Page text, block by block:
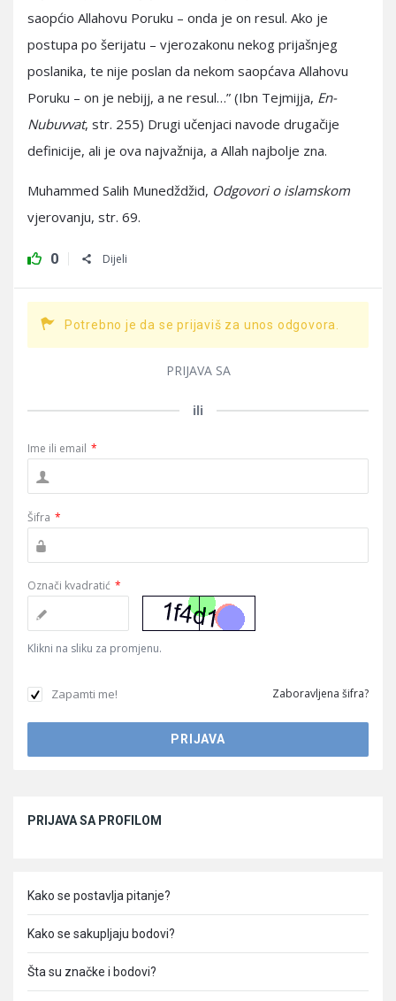
saopćio Allahovu Poruku – onda je on resul. Ako je
postupa po šerijatu – vjerozakonu nekog prijašnjeg
poslanika, te nije poslan da nekom saopćava Allahovu
Poruku – on je nebijj, a ne resul…” (Ibn Tejmijja, En-
Nubuvvat, str. 255) Drugi učenjaci navode drugačije
definicije, ali je ova najvažnija, a Allah najbolje zna.
Muhammed Salih Munedždžid, Odgovori o islamskom
vjerovanju, str. 69.
0 Dijeli
Potrebno je da se prijaviš za unos odgovora.
PRIJAVA SA
ili
Ime ili email *
Šifra *
Označi kvadratić *
Klikni na sliku za promjenu.
Zapamti me! Zaboravljena šifra?
PRIJAVA SA PROFILOM
Kako se postavlja pitanje?
Kako se sakupljaju bodovi?
Šta su značke i bodovi?